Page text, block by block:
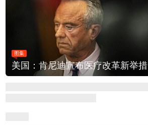
图集
美国：肯尼迪宣布医疗改革新举措